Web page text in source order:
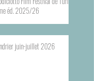
éd. 2025/26
juin-juillet 2026